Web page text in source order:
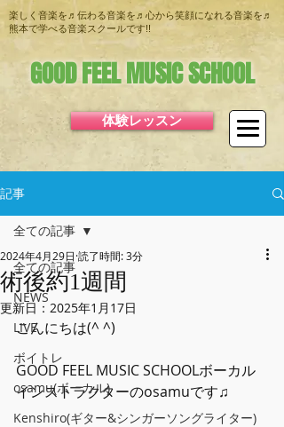
GOOD FEEL MUSIC SCHOOL
体験レッスン
楽しく音楽を♬伝わる音楽を♬心から笑顔になれる音楽を♬
熊本で学べる音楽スクールです!!
記事
全ての記事
NEWS
LIVE
ボイトレ
osamu(ボーカル)
Kenshiro(ギター&シンガーソングライター)
全ての記事
術後約1週間
2024年4月29日 読了時間: 3分
更新日：2025年1月17日
こんにちは(^ ^)
GOOD FEEL MUSIC SCHOOLボーカル
インストラクターのosamuです♫